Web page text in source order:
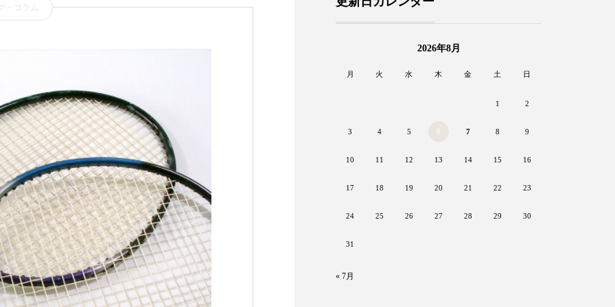
・コラム
2026年8月
月 火 水 木 金 土 日
1 2
3 4 5 6 7 8 9
10 11 12 13 14 15 16
17 18 19 20 21 22 23
24 25 26 27 28 29 30
31
« 7月